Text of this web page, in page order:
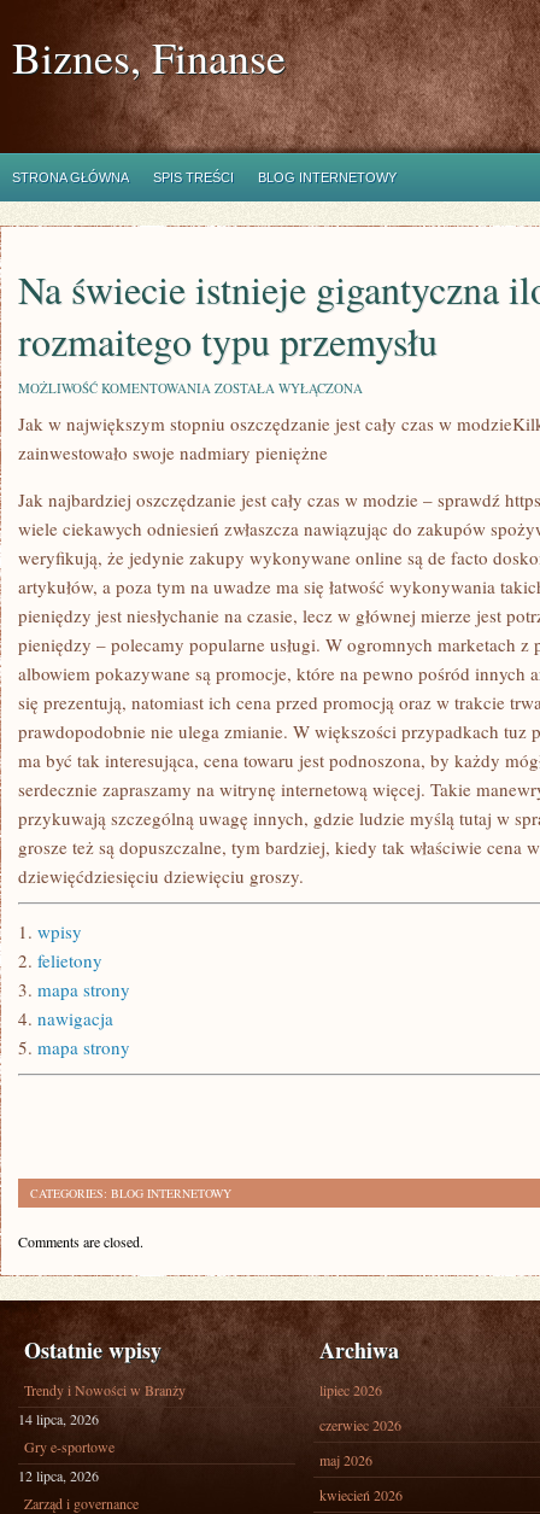
Biznes, Finanse
STRONA GŁÓWNA SPIS TREŚCI BLOG INTERNETOWY
Na świecie istnieje gigantyczna
rozmaitego typu przemysłu
MOŻLIWOŚĆ KOMENTOWANIA NA
ISTNIEJE
GIGANTYCZNA
ILOŚĆ
ROZMAITEGO
TYPU
PRZEMYSŁU
ZOSTAŁA WYŁĄCZONA
Jak w największym stopniu oszczędzanie jest cały czas w
zainwestowało swoje nadmiary pieniężne
Jak najbardziej oszczędzanie jest cały czas w modzie – sprawdź
wiele ciekawych odniesień zwłaszcza nawiązując do zakupów
weryfikują, że jedynie zakupy wykonywane online są de facto
artykułów, a poza tym na uwadze ma się łatwość wykonywania
pieniędzy jest niesłychanie na czasie, lecz w głównej mierze jest
pieniędzy – polecamy popularne usługi. W ogromnych marketach z
albowiem pokazywane są promocje, które na pewno pośród innych
się prezentują, natomiast ich cena przed promocją oraz w trakcie
prawdopodobnie nie ulega zmianie. W większości przypadkach tuz
ma być tak interesująca, cena towaru jest podnoszona, by każdy
serdecznie zapraszamy na witrynę internetową więcej. Takie
przykuwają szczególną uwagę innych, gdzie ludzie myślą tutaj w
grosze też są dopuszczalne, tym bardziej, kiedy tak właściwie cena
dziewięćdziesięciu dziewięciu groszy.
1. wpisy
2. felietony
3. mapa strony
4. nawigacja
5. mapa strony
CATEGORIES: BLOG INTERNETOWY
Comments are closed.
Ostatnie wpisy
Trendy i Nowości w Branży
14 lipca, 2026
Gry e-sportowe
12 lipca, 2026
Zarząd i governance
Archiwa
lipiec 2026
czerwiec 2026
maj 2026
kwiecień 2026